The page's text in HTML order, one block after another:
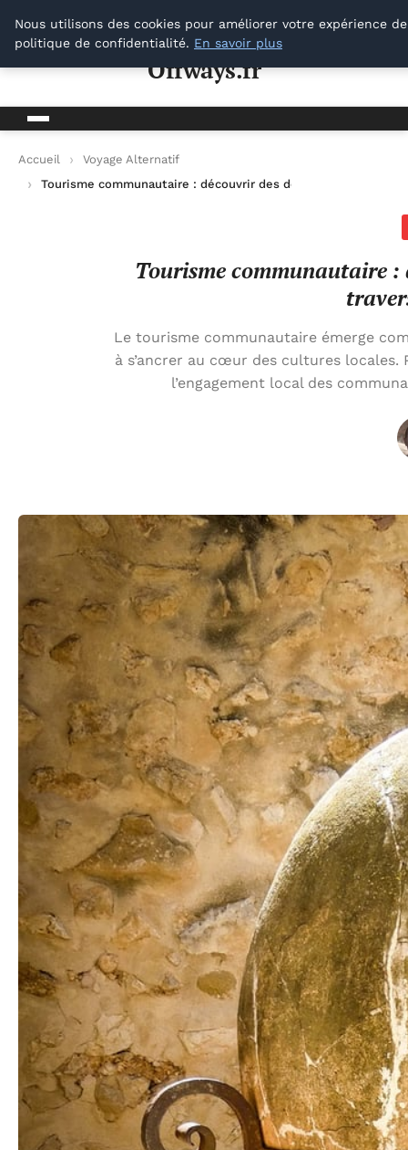
Offways.fr
Offways.fr
Accueil
Voyage Alternatif
Tourisme communautaire : découvrir des destinations
Tourisme communautaire
Le tourisme communautaire émerge
à s’ancrer au cœur des cultures locales.
l’engagement local des
Nous utilisons des cookies pour améliorer votre expérience
politique de confidentialité. En savoir plus